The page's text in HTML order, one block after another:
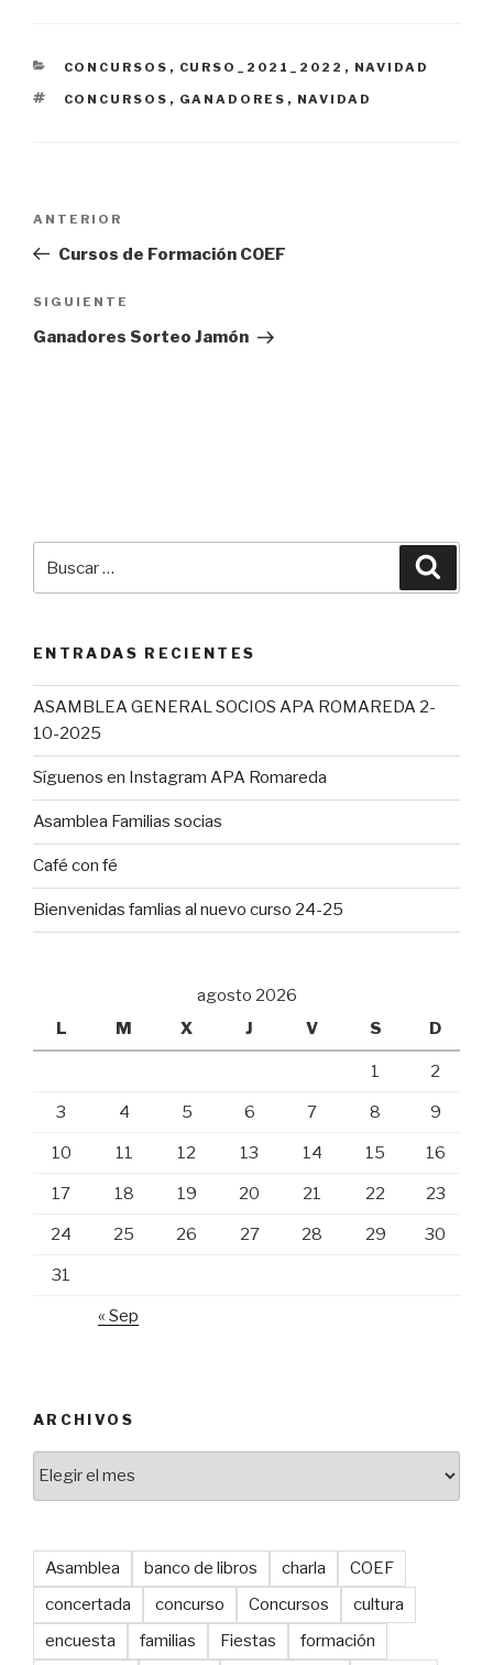
CATEGORÍAS
CONCURSOS , CURSO_2021_2022 , NAVIDAD
ETIQUETAS
CONCURSOS , GANADORES , NAVIDAD
entradas
Entrada
anterior:
ANTERIOR
Cursos de Formación COEF
Siguiente
entrada
SIGUIENTE
Ganadores Sorteo Jamón
ENTRADAS RECIENTES
ASAMBLEA GENERAL SOCIOS APA ROMAREDA 2-
10-2025
Síguenos en Instagram APA Romareda
Asamblea Familias socias
Café con fé
Bienvenidas famlias al nuevo curso 24-25
agosto 2026
L
M X J V S D
1 2
3 4 5 6 7 8 9
10 11 12 13 14 15 16
17 18 19 20 21 22 23
24 25 26 27 28 29 30
31
« Sep
ARCHIVOS
Asamblea banco de libros charla
COEF
concertada
concurso Concursos
cultura
encuesta
familias Fiestas formación